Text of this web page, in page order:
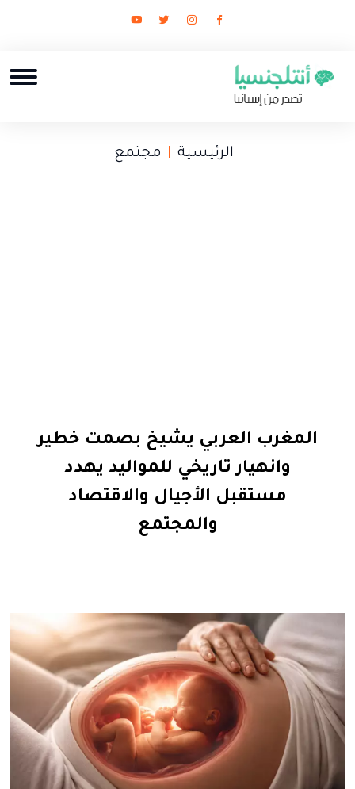
الرئيسية مجتمع
المغرب العربي يشيخ بصمت خطير
وانهيار تاريخي للمواليد يهدد
مستقبل الأجيال والاقتصاد
والمجتمع